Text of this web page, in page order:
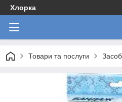
Хлорка
Товари та послуги